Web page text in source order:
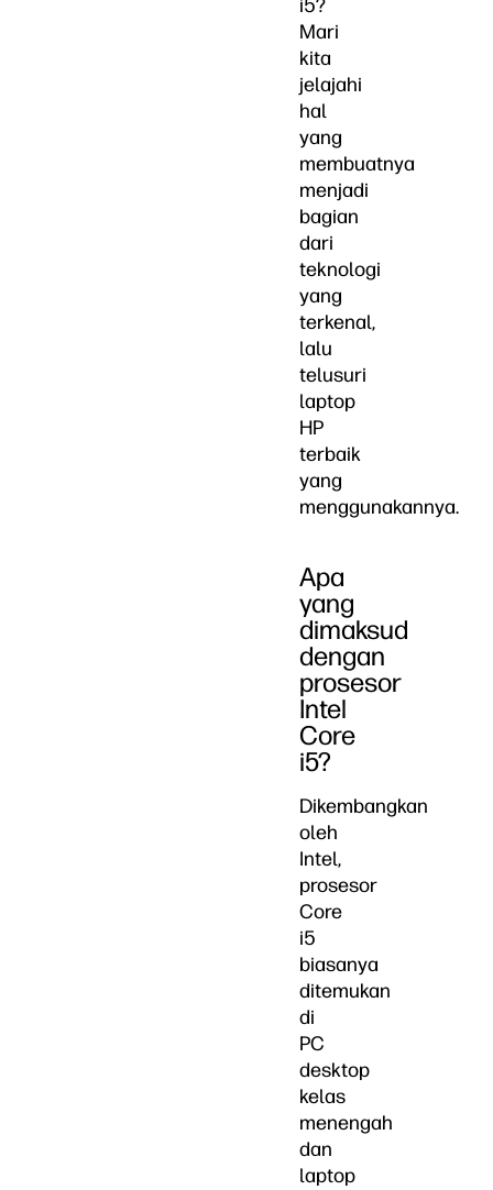
i5?
Mari
kita
jelajahi
hal
yang
membuatnya
menjadi
bagian
dari
teknologi
yang
terkenal,
lalu
telusuri
laptop
HP
terbaik
yang
menggunakannya.
Apa
yang
dimaksud
dengan
prosesor
Intel
Core
i5?
Dikembangkan
oleh
Intel,
prosesor
Core
i5
biasanya
ditemukan
di
PC
desktop
kelas
menengah
dan
laptop